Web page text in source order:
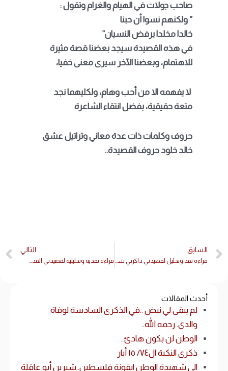
أحدث المقالات
لم يبقى لي نبض ..في الذكرى السادسة لوفاة
والدي..رحمه الله..
الوطن لن بكون هادئ..
ذكرى النكبة ال٧٤/ ١٥ أيار
الى شهيدة الوطن ايقونة فلسطين..شيرين أبو عاقلة
صاحب جولات في الهيام والغرام وتقول :
” ولكنهم نسوا أن حبنا
خالدا مخلدا يرفض النسيان”
في هذه القصيدة سيجد بعضنا قصة مثيرة
للاهتمام، وبعضنا الآخر سيرى معنى خفيا،
لا يفهمه الا من أحب وهام، ولكليهما نجد
متعة حقيقية، بفضل انتقاء الشاعرة
حروف وكلمات ذات عدة معاني وتراتيل عشق
خالد خلود حروف القصيدة..
السابق
قراءة نقد وتحليل لقصيدتي ذاكرتي سيصيبها الزهايمر / قلم الشاعر الدكتورالكاتب والأديب القاص / زياد اللوباني / قلم العروبة
التالي
قراءة نقدية وتحليلية لقصيدتي القدس تعاني / بقلم الشاعر السكندري/ سعيد سرور